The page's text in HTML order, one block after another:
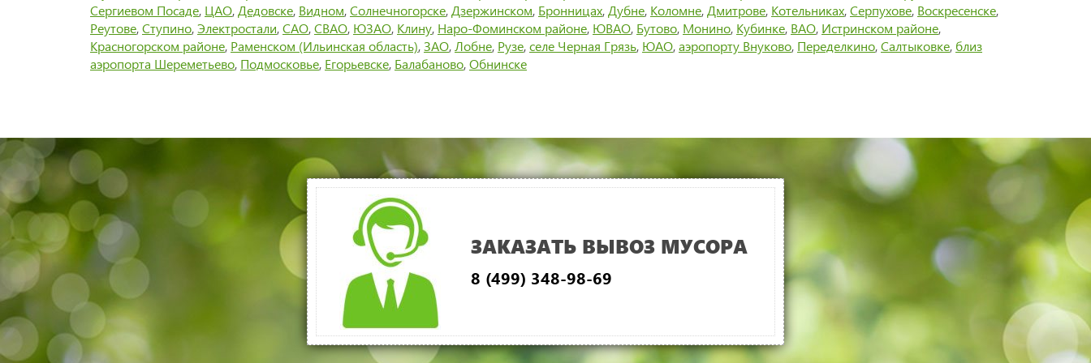
Сергиевом Посаде, ЦАО, Дедовске, Видном,Солнечногорске, Дзержинском, Бронницах, Дубне, Коломне, Дмитрове, Котельниках,Серпухове, Воскресенске,
Реутове,Ступино,Электростали,САО,СВАО, ЮЗАО, Клину, Наро-Фоминском районе, ЮВАО, Бутово, Монино, Кубинке, ВАО, Истринском районе,
Красногорском районе, Раменском (Ильинская область),ЗАО, Лобне, Рузе,селе Черная Грязь, ЮАО,аэропорту Внуково, Переделкино,Салтыковке, близ
аэропорта Шереметьево, Подмосковье, Егорьевске, Балабаново,Обнинске
ЗАКАЗАТЬ ВЫВОЗ МУСОРА
8 (499) 348-98-69